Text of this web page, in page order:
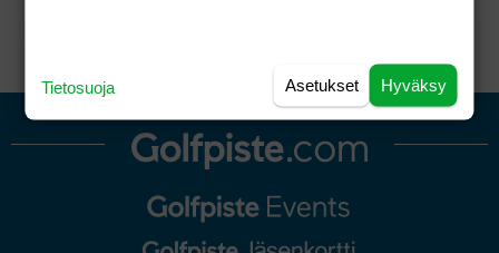
Hyväksy
Asetukset
Tietosuoja